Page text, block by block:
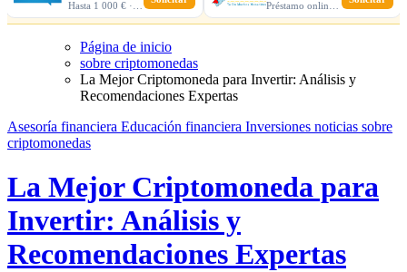
Página de inicio
sobre criptomonedas
La Mejor Criptomoneda para Invertir: Análisis y
Recomendaciones Expertas
Asesoría financiera Educación financiera Inversiones noticias sobre
criptomonedas
La Mejor Criptomoneda para
Invertir: Análisis y
Recomendaciones Expertas